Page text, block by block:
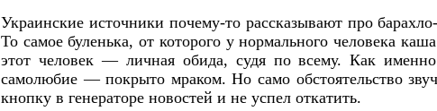
Украинские источники почему-то рассказывают про
То самое буленька, от которого у нормального человека
этот человек — личная обида, судя по всему. Как
самолюбие — покрыто мраком. Но само обстоятельство
кнопку в генераторе новостей и не успел откатить.